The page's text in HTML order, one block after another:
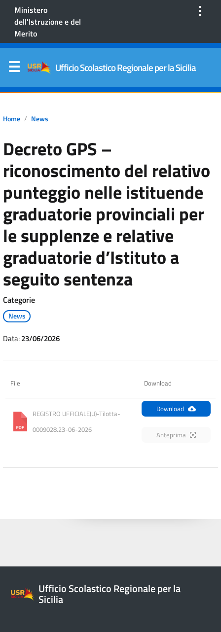
Ministero
dell'Istruzione e del
Merito
⋮
Ufficio Scolastico Regionale per la Sicilia
Home News
Decreto GPS –
riconoscimento del relativo
punteggio nelle istituende
graduatorie provinciali per
le supplenze e relative
graduatorie d’Istituto a
seguito sentenza
Categorie
News
Data:23/06/2026
File Download
REGISTRO UFFICIALE(U)-Tilotta-
0009028.23-06-2026
Download
Anteprima
Ufficio Scolastico Regionale per la
Sicilia